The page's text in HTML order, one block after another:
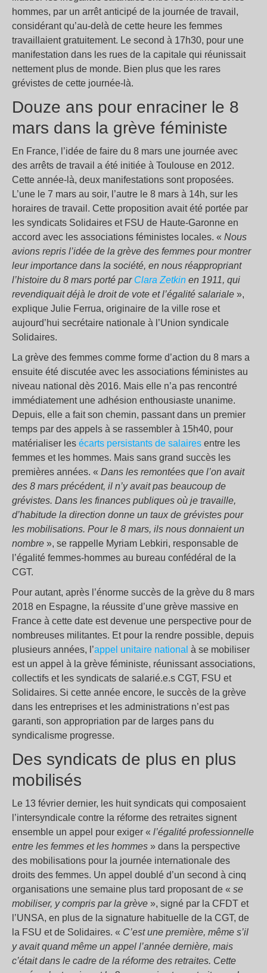
hommes, par un arrêt anticipé de la journée de travail,
considérant qu’au-delà de cette heure les femmes
travaillaient gratuitement. Le second à 17h30, pour une
manifestation dans les rues de la capitale qui réunissait
nettement plus de monde. Bien plus que les rares
grévistes de cette journée-là.
Douze ans pour enraciner le 8
mars dans la grève féministe
En France, l’idée de faire du 8 mars une journée avec
des arrêts de travail a été initiée à Toulouse en 2012.
Cette année-là, deux manifestations sont proposées.
L’une le 7 mars au soir, l’autre le 8 mars à 14h, sur les
horaires de travail. Cette proposition avait été portée par
les syndicats Solidaires et FSU de Haute-Garonne en
accord avec les associations féministes locales. « Nous
avions repris l’idée de la grève des femmes pour montrer
leurimportance dans la société, en nous réappropriant
l’histoire du 8 mars porté par Clara Zetkin en 1911, qui
revendiquaitdéjà le droit de vote et l’égalité salariale »,
explique Julie Ferrua, originaire de la ville rose et
aujourd’hui secrétaire nationale à l’Union syndicale
Solidaires.
La grève des femmes comme forme d’action du 8 mars a
ensuite été discutée avec les associations féministes au
niveau national dès 2016. Mais elle n’a pas rencontré
immédiatement une adhésion enthousiaste unanime.
Depuis, elle a fait son chemin, passant dans un premier
temps par des appels à se rassembler à 15h40, pour
matérialiser les écarts persistants de salaires entre les
femmes et les hommes. Mais sans grand succès les
premières années. « Dans les remontées que l’on avait
des 8 mars précédent, il n’y avait pas beaucoup de
grévistes. Dans les finances publiques où je travaille,
d’habitude la direction donne un taux de grévistes pour
les mobilisations. Pour le 8 mars, ils nous donnaient un
nombre », se rappelle Myriam Lebkiri, responsable de
l’égalité femmes-hommes au bureau confédéral de la
CGT.
Pour autant, après l’énorme succès de la grève du 8 mars
2018 en Espagne, la réussite d’une grève massive en
France à cette date est devenue une perspective pour de
nombreuses militantes. Et pour la rendre possible, depuis
plusieurs années, l’appel unitaire national à se mobiliser
est un appel à la grève féministe, réunissant associations,
collectifs et les syndicats de salarié.e.s CGT, FSU et
Solidaires. Si cette année encore, le succès de la grève
dans les entreprises et les administrations n’est pas
garanti, son appropriation par de larges pans du
syndicalisme progresse.
Des syndicats de plus en plus
mobilisés
Le 13 février dernier, les huit syndicats qui composaient
l’intersyndicale contre la réforme des retraites signent
ensemble un appel pour exiger « l’égalité professionnelle
entre les femmes et les hommes » dans la perspective
des mobilisations pour la journée internationale des
droits des femmes. Un appel doublé d’un second à cinq
organisations une semaine plus tard proposant de « se
mobiliser, y compris par la grève », signé par la CFDT et
l’UNSA, en plus de la signature habituelle de la CGT, de
la FSU et de Solidaires. « C’est une première, même s’il
y avait quand même un appel l’année dernière, mais
c’était dans le cadre de la réforme des retraites. Cette